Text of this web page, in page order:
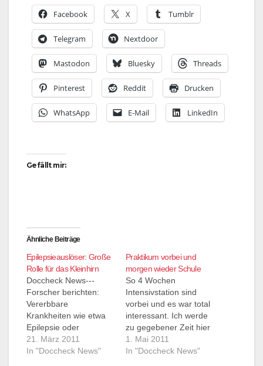
Facebook X Tumblr
Telegram Nextdoor
Mastodon Bluesky Threads
Pinterest Reddit Drucken
WhatsApp E-Mail LinkedIn
Gefällt mir:
Ähnliche Beiträge
Epilepsieauslöser: Große
Rolle für das Kleinhirn
Doccheck News---
Forscher berichten:
Vererbbare
Krankheiten wie etwa
Epilepsie oder
verschiedene
Bewegungskoordinatio
21. März 2011
In "Doccheck News"
Praktikum vorbei und
morgen wieder Schule
So 4 Wochen
Intensivstation sind
vorbei und es war total
interessant. Ich werde
zu gegebener Zeit hier
darüber berichten. Jo
jetzt beginnt wieder die
1. Mai 2011
In "Doccheck News"